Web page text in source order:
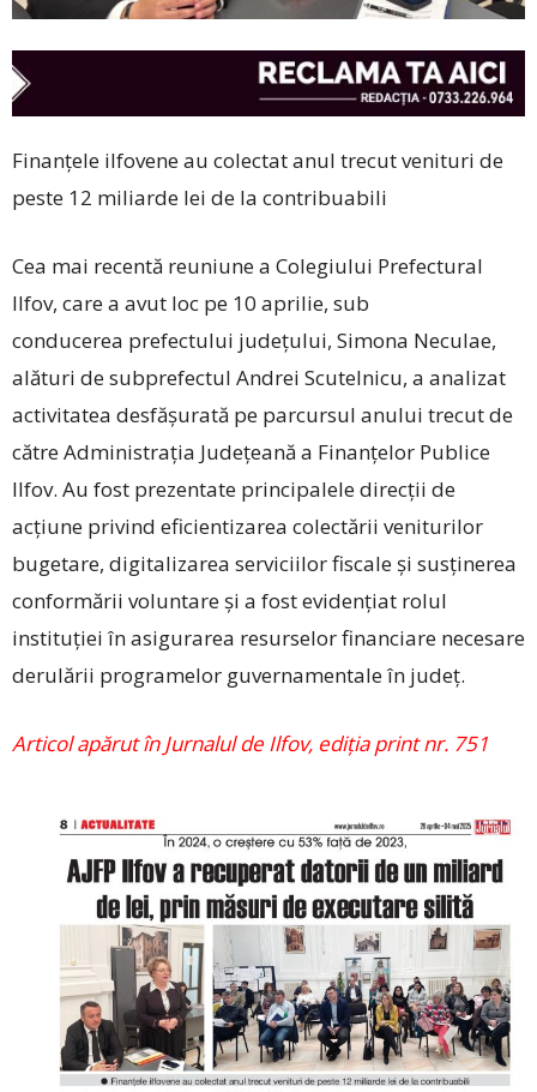
Finanțele ilfovene au colectat anul trecut venituri de
peste 12 miliarde lei de la contribuabili
Cea mai recentă reuniune a Colegiului Prefectural
Ilfov, care a avut loc pe 10 aprilie, sub
conducerea prefectului județului, Simona Neculae,
alături de subprefectul Andrei Scutelnicu, a analizat
activitatea desfășurată pe parcursul anului trecut de
către Administrația Județeană a Finanțelor Publice
Ilfov. Au fost prezentate principalele direcții de
acțiune privind eficientizarea colectării veniturilor
bugetare, digitalizarea serviciilor fiscale și susținerea
conformării voluntare și a fost evidențiat rolul
instituției în asigurarea resurselor financiare necesare
derulării programelor guvernamentale în județ.
Articol apărut în Jurnalul de Ilfov, ediția print nr. 751